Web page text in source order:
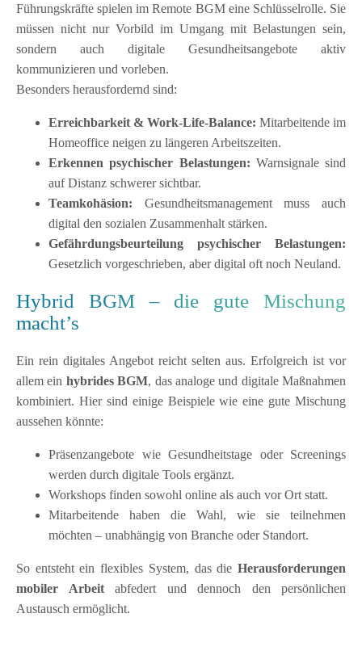
Führungskräfte spielen im Remote BGM eine Schlüsselrolle. Sie
müssen nicht nur Vorbild im Umgang mit Belastungen sein,
sondern auch digitale Gesundheitsangebote aktiv
kommunizieren und vorleben.
Besonders herausfordernd sind:
Erreichbarkeit & Work-Life-Balance: Mitarbeitende im
Homeoffice neigen zu längeren Arbeitszeiten.
Erkennen psychischer Belastungen: Warnsignale sind
auf Distanz schwerer sichtbar.
Teamkohäsion: Gesundheitsmanagement muss auch
digital den sozialen Zusammenhalt stärken.
Gefährdungsbeurteilung psychischer Belastungen:
Gesetzlich vorgeschrieben, aber digital oft noch Neuland.
Hybrid BGM – die gute Mischung
macht’s
Ein rein digitales Angebot reicht selten aus. Erfolgreich ist vor
allem ein hybrides BGM, das analoge und digitale Maßnahmen
kombiniert. Hier sind einige Beispiele wie eine gute Mischung
aussehen könnte:
Präsenzangebote wie Gesundheitstage oder Screenings
werden durch digitale Tools ergänzt.
Workshops finden sowohl online als auch vor Ort statt.
Mitarbeitende haben die Wahl, wie sie teilnehmen
möchten – unabhängig von Branche oder Standort.
So entsteht ein flexibles System, das die Herausforderungen
mobiler Arbeitabfedert und dennoch den persönlichen
Austausch ermöglicht.